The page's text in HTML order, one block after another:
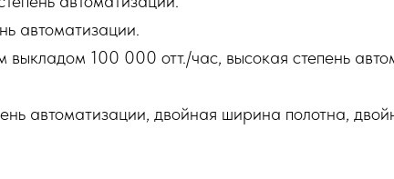
автоматизации.
100 000 отт./час, высокая степень
автоматизации, двойная ширина полотна,